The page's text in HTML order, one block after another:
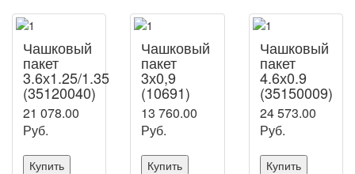
Чашковый
пакет
3.6х1.25/1.35
(35120040)
21 078.00
Руб.
Купить
Чашковый
пакет
3х0,9
(10691)
13 760.00
Руб.
Купить
Чашковый
пакет
4.6х0.9
(35150009)
24 573.00
Руб.
Купить